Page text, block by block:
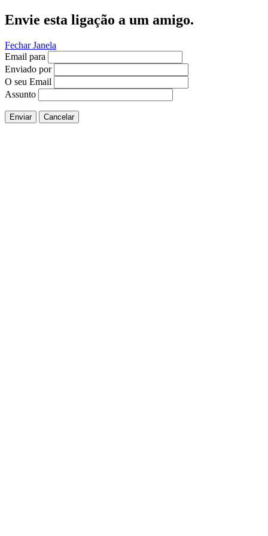
Envie esta ligação a um amigo.
Fechar Janela
Email para
Enviado por
O seu Email
Assunto
Enviar Cancelar